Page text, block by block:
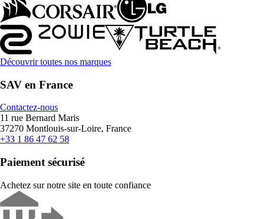
Découvrir toutes nos marques
SAV en France
Contactez-nous
11 rue Bernard Maris
37270 Montlouis-sur-Loire, France
+33 1 86 47 62 58
Paiement sécurisé
Achetez sur notre site en toute confiance